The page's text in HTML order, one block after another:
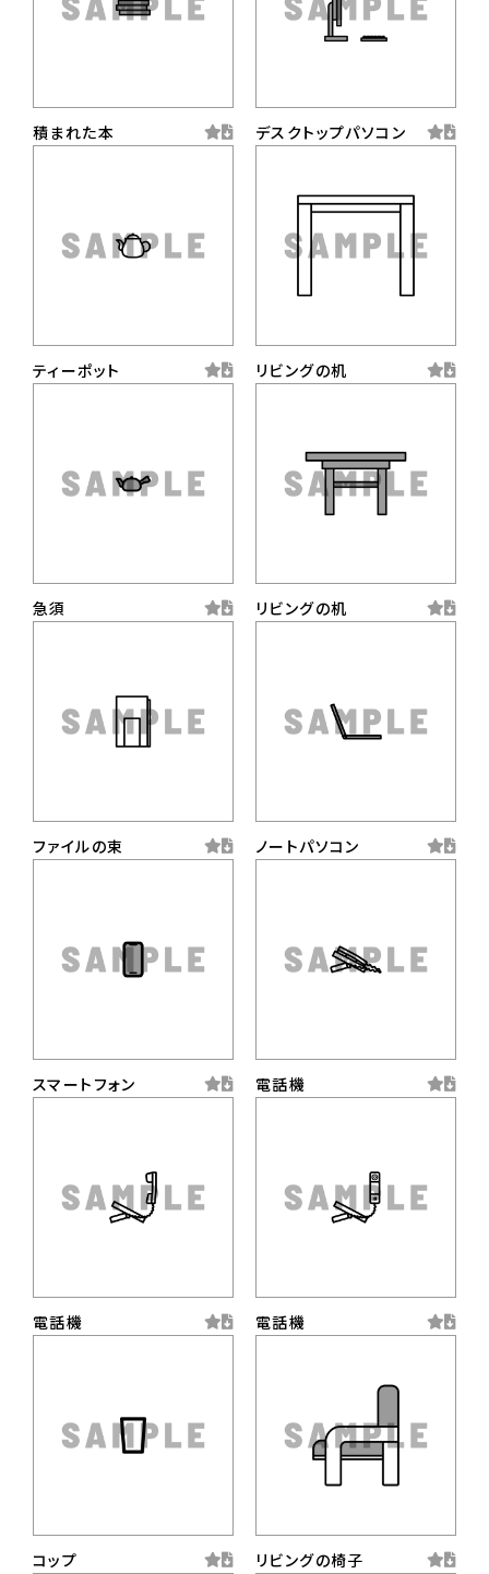
積まれた本 デスクトップパソコン
ティーポット リビングの机
急須 リビングの机
ファイルの束 ノートパソコン
スマートフォン 電話機
電話機 電話機
コップ リビングの椅子